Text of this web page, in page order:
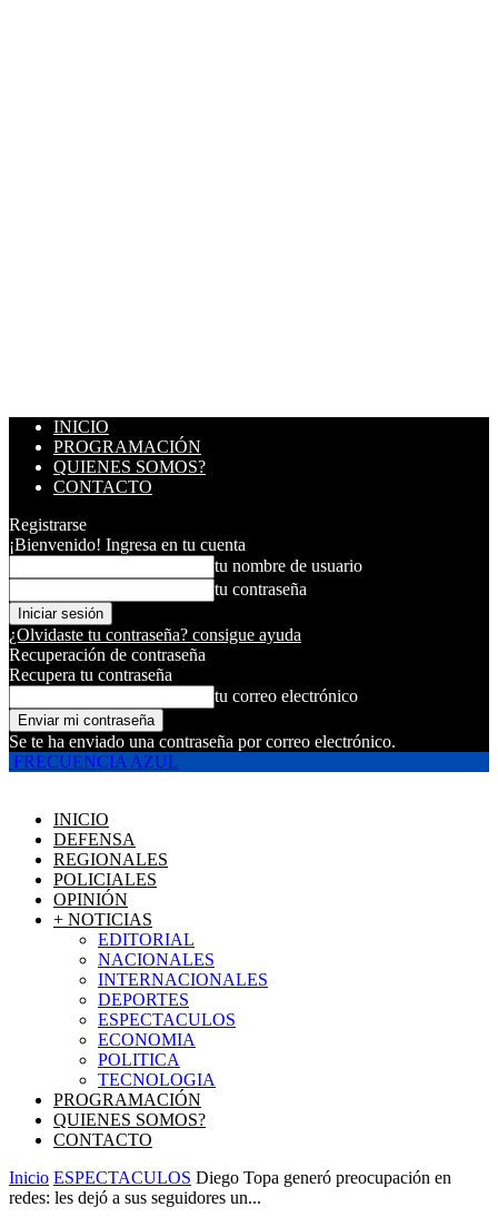
INICIO
PROGRAMACIÓN
QUIENES SOMOS?
CONTACTO
Registrarse
¡Bienvenido! Ingresa en tu cuenta
tu nombre de usuario
tu contraseña
¿Olvidaste tu contraseña? consigue ayuda
Recuperación de contraseña
Recupera tu contraseña
tu correo electrónico
Se te ha enviado una contraseña por correo electrónico.
FRECUENCIA AZUL
INICIO
DEFENSA
REGIONALES
POLICIALES
OPINIÓN
+ NOTICIAS
EDITORIAL
NACIONALES
INTERNACIONALES
DEPORTES
ESPECTACULOS
ECONOMIA
POLITICA
TECNOLOGIA
PROGRAMACIÓN
QUIENES SOMOS?
CONTACTO
Inicio ESPECTACULOS Diego Topa generó preocupación en
redes: les dejó a sus seguidores un...